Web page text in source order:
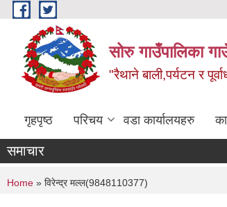
Skip to main content
सोरु गाउँपालिका
"रैथाने बाली,पर्यटन र
गृहपृष्ठ परिचय वडा कार्यालयहरु
समाचार
You are here
Home » विरेन्द्र मल्ल(9848110377)